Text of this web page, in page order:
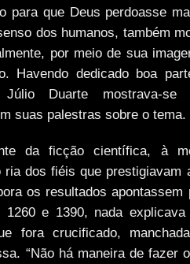
para que Deus perdoasse
dos humanos, também
por meio de sua
Havendo dedicado boa
Duarte mostrava-se
suas palestras sobre o tema.
da ficção científica, à
ria dos fiéis que prestigiavam
os resultados apontassem
1260 e 1390, nada
fora crucificado,
“Não há maneira de fazer